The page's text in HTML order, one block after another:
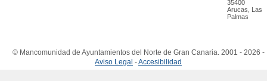
35400
Arucas, Las
Palmas
© Mancomunidad de Ayuntamientos del Norte de Gran Canaria. 2001 - 2026 -
Aviso Legal -Accesibilidad